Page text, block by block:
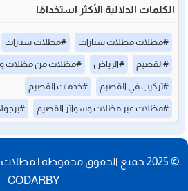
الكلمات الدلالية الأكثر استخدامًا
#مظلات مظلات سيارات #مظلات سيارات
#القصيم #الرياض #مظلات من مظلات
#تركيب في القصيم #خدمات القصيم
#مظلات عبر مظلات وسواتر القصيم
© 2025 جميع الحقوق محفوظة | مظلات وسواتر السعودية | برمجة
CODARBY